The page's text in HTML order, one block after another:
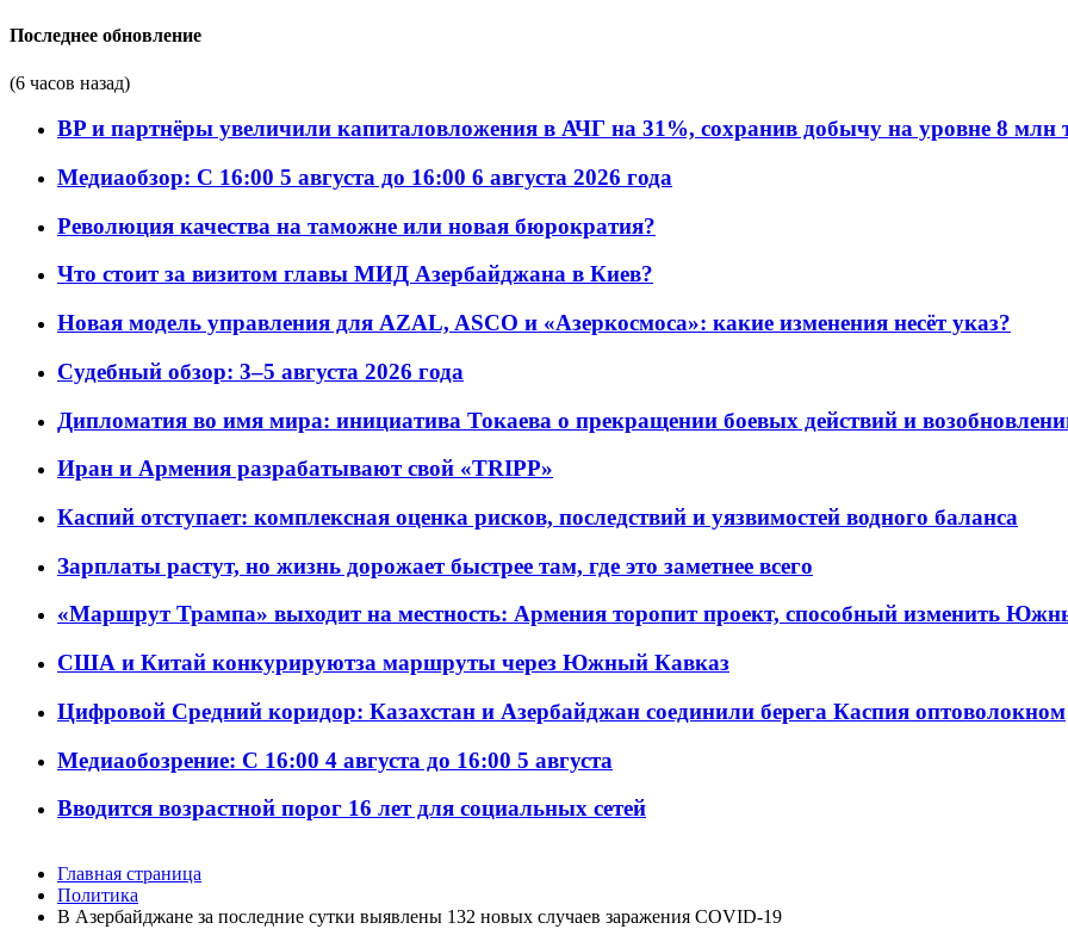
Последнее обновление
(6 часов назад)
BP и партнёры увеличили капиталовложения в АЧГ на 31%, сохранив добычу на уровне 8 млн
Медиаобзор: С 16:00 5 августа до 16:00 6 августа 2026 года
Революция качества на таможне или новая бюрократия?
Что стоит за визитом главы МИД Азербайджана в Киев?
Новая модель управления для AZAL, ASCO и «Азеркосмоса»: какие изменения несёт указ?
Судебный обзор: 3–5 августа 2026 года
Дипломатия во имя мира: инициатива Токаева о прекращении боевых действий и
Иран и Армения разрабатывают свой «TRIPP»
Каспий отступает: комплексная оценка рисков, последствий и уязвимостей водного баланса
Зарплаты растут, но жизнь дорожает быстрее там, где это заметнее всего
«Маршрут Трампа» выходит на местность: Армения торопит проект, способный изменить
США и Китай конкурируютза маршруты через Южный Кавказ
Цифровой Средний коридор: Казахстан и Азербайджан соединили берега Каспия оптоволокном
Медиаобозрение: С 16:00 4 августа до 16:00 5 августа
Вводится возрастной порог 16 лет для социальных сетей
Главная страница
Политика
В Азербайджане за последние сутки выявлены 132 новых случаев заражения COVID-19